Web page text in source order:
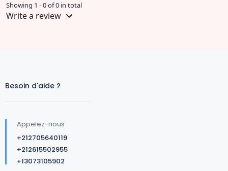
Showing 1 - 0 of 0 in total
Write a review
Besoin d'aide ?
Appelez-nous
+212705640119
+212615502955
+13073105902